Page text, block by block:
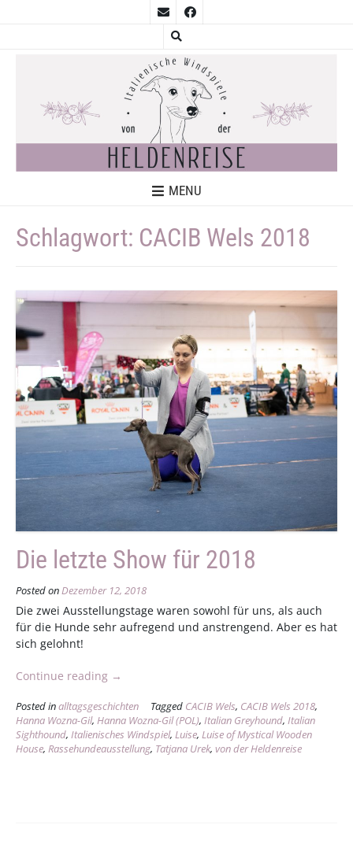
MENU
Schlagwort: CACIB Wels 2018
Die letzte Show für 2018
Posted onDezember 12, 2018
Die zwei Ausstellungstage waren sowohl für uns, als auch
für die Hunde sehr aufregend und anstrengend. Aber es hat
sich gelohnt!
Continue reading „Die
Show
für
2018“
→
Posted inalltagsgeschichten Tagged CACIB Wels, CACIB Wels 2018,
Hanna Wozna-Gil, Hanna Wozna-Gil (POL), Italian Greyhound, Italian
Sighthound, Italienisches Windspiel, Luise, Luise of Mystical Wooden
House, Rassehundeausstellung, Tatjana Urek, von der Heldenreise